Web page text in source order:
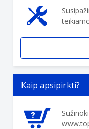
Kaip apsipirkti?